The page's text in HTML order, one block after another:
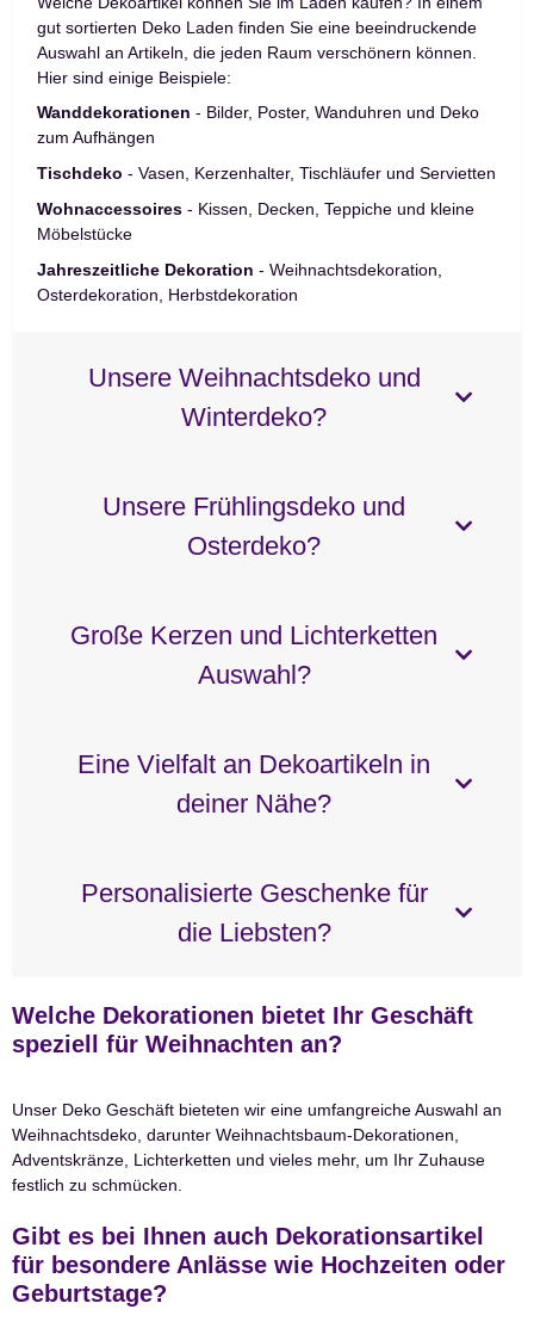
gut sortierten Deko Laden finden Sie eine beeindruckende
Auswahl an Artikeln, die jeden Raum verschönern können.
Hier sind einige Beispiele:
Wanddekorationen - Bilder, Poster, Wanduhren und Deko
zum Aufhängen
Tischdeko - Vasen, Kerzenhalter, Tischläufer und Servietten
Wohnaccessoires - Kissen, Decken, Teppiche und kleine
Möbelstücke
Jahreszeitliche Dekoration - Weihnachtsdekoration,
Osterdekoration, Herbstdekoration
Unsere Weihnachtsdeko und
Winterdeko?
Unsere Frühlingsdeko und
Osterdeko?
Große Kerzen und Lichterketten
Auswahl?
Eine Vielfalt an Dekoartikeln in
deiner Nähe?
Personalisierte Geschenke für
die Liebsten?
Welche Dekorationen bietet Ihr Geschäft
speziell für Weihnachten an?
Unser Deko Geschäft bieteten wir eine umfangreiche Auswahl an
Weihnachtsdeko, darunter Weihnachtsbaum-Dekorationen,
Adventskränze, Lichterketten und vieles mehr, um Ihr Zuhause
festlich zu schmücken.
Gibt es bei Ihnen auch Dekorationsartikel
für besondere Anlässe wie Hochzeiten oder
Geburtstage?